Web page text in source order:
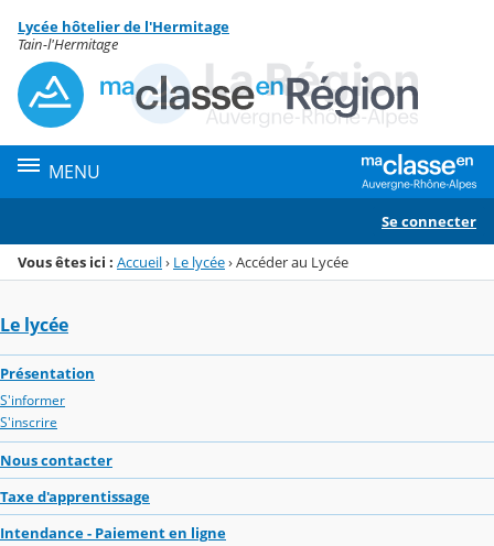
Menu de la rubrique
Contenu
Lycée hôtelier de l'Hermitage
Tain-l'Hermitage
MENU
Se connecter
Vous êtes ici : Accueil› Le lycée›Accéder au Lycée
Le lycée
Présentation
S'informer
S'inscrire
Nous contacter
Taxe d'apprentissage
Intendance - Paiement en ligne